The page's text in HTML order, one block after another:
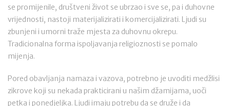
se promijenile, društveni život se ubrzao i sve se, pa i duhovne
vrijednosti, nastoji materijalizirati i komercijalizirati. Ljudi su
zbunjeni i umorni traže mjesta za duhovnu okrepu.
Tradicionalna forma ispoljavanja religioznosti se pomalo
mijenja.
Pored obavljanja namaza i vazova, potrebno je uvoditi medžlisi
zikrove koji su nekada prakticirani u našim džamijama, uoči
petka i ponedjeljka. Ljudi imaju potrebu da se druže i da